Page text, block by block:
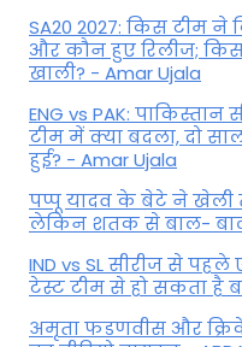
SA20 2027: किस टीम ने
और कौन हुए रिलीज;
खाली? - Amar Ujala
ENG vs PAK:
टीम में क्या बदला, दो
हुई? - Amar Ujala
पप्पू यादव के बेटे ने खेली
लेकिन शतक से बाल-
IND vs SL सीरीज से
टेस्ट टीम से हो सकता है
अमृता फडणवीस और